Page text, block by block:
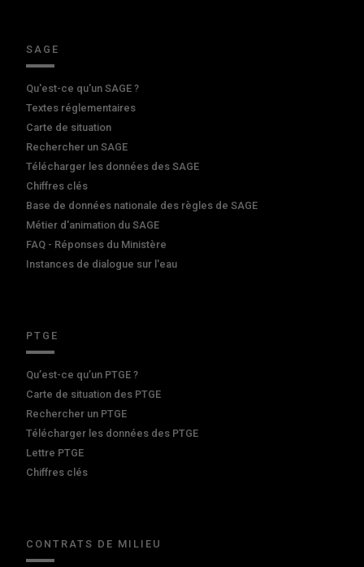
SAGE
Qu'est-ce qu'un SAGE ?
Textes réglementaires
Carte de situation
Rechercher un SAGE
Télécharger les données des SAGE
Chiffres clés
Base de données nationale des règles de SAGE
Métier d'animation du SAGE
FAQ - Réponses du Ministère
Instances de dialogue sur l'eau
PTGE
Qu’est-ce qu’un PTGE ?
Carte de situation des PTGE
Rechercher un PTGE
Télécharger les données des PTGE
Lettre PTGE
Chiffres clés
CONTRATS DE MILIEU